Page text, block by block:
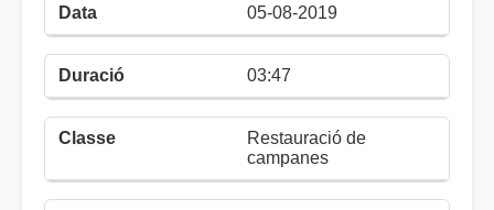
05-08-2019
03:47
Restauració de
campanes